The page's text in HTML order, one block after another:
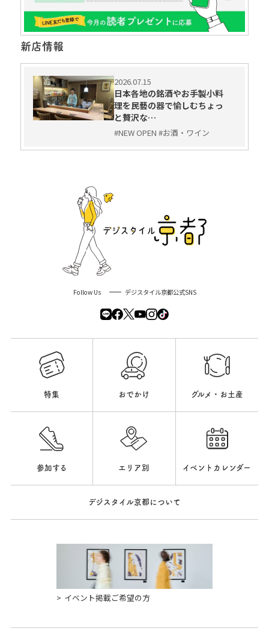
新店情報
2026.07.15
日本各地の銘酒やお手製小料
理を民藝の器で愉しむちょっ
と贅沢な…
#NEW OPEN #お酒・ワイン
Follow Us デジスタイル京都公式SNS
特集 おでかけ グルメ・お土産
参加する エリア別 イベントカレンダー
デジスタイル京都について
イベント掲載ご希望の方